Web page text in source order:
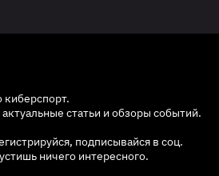
киберспорт.
статьи и обзоры событий.
подписывайся в соц.
ничего интересного.